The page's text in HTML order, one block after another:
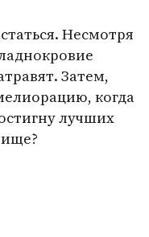
Несмотря
Затем,
когда
лучших